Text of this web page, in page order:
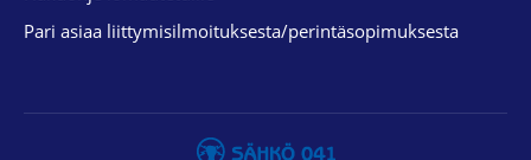
Pari asiaa liittymisilmoituksesta/perintäsopimuksesta